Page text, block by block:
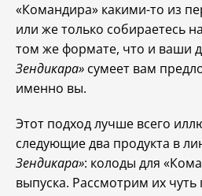
«Командира» какими-то из
или же только собираетесь
том же формате, что и ваши
Зендикара» сумеет вам
именно вы.
Этот подход лучше всего
следующие два продукта в
Зендикара»: колоды для
выпуска. Рассмотрим их